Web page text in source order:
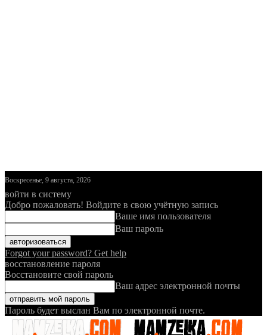
Воскресенье, 9 августа, 2026
войти в систему
Добро пожаловать! Войдите в свою учётную запись
Ваше имя пользователя
Ваш пароль
Forgot your password? Get help
восстановление пароля
Восстановите свой пароль
Ваш адрес электронной почты
Пароль будет выслан Вам по электронной почте.